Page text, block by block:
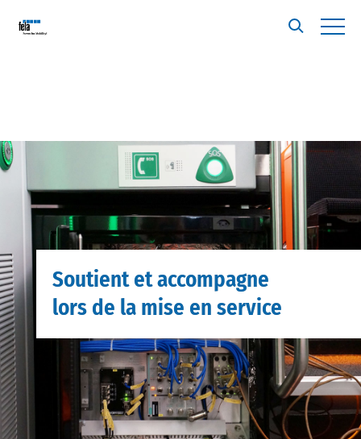
Soutient et accompagne
lors de la mise en service